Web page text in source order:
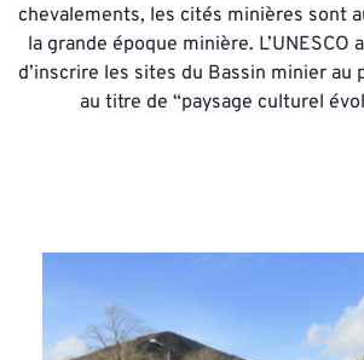
chevalements, les cités minières sont
la grande époque minière. L’UNESCO
d’inscrire les sites du Bassin minier au
au titre de “paysage culturel